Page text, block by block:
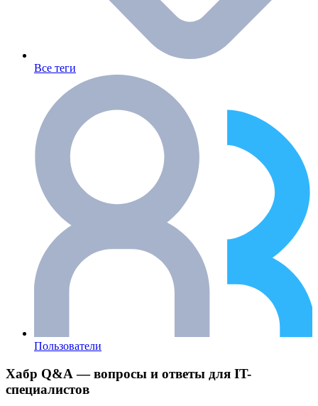
Все теги
Пользователи
Хабр Q&A — вопросы и ответы для IT-
специалистов